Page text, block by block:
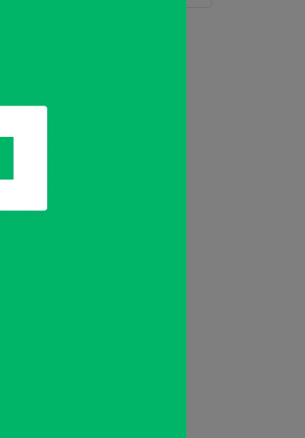
橫條可拆卸，方便攜帶。